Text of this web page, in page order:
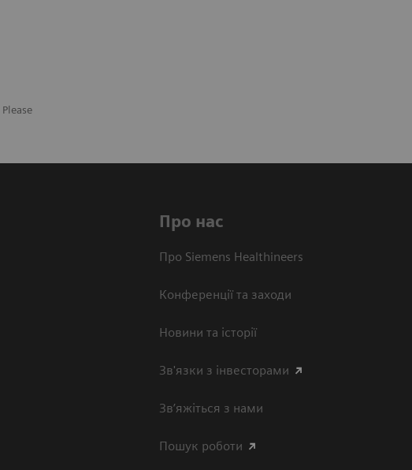
Про нас
Про Siemens Healthineers
Конференції та заходи
Новини та історії
Зв'язки з інвесторами
Зв’яжіться з нами
Пошук роботи